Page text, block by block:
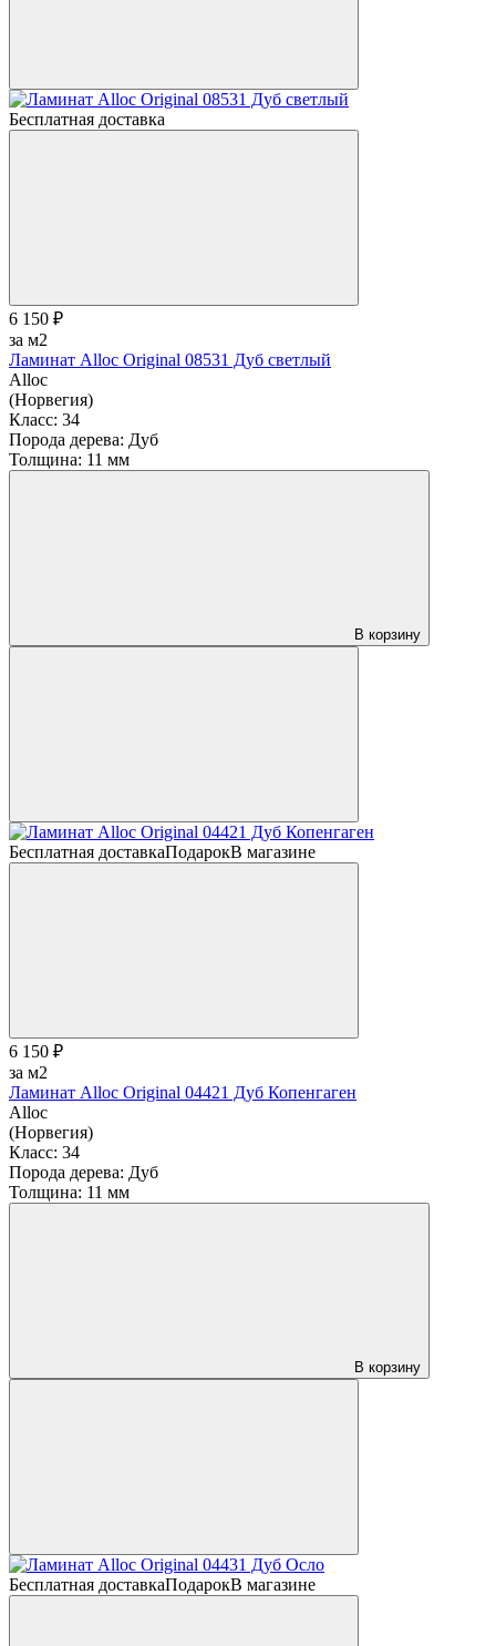
Бесплатная доставка
6 150 ₽
за м2
Ламинат Alloc Original 08531 Дуб светлый
Alloc
(Норвегия)
Класс: 34
Порода дерева: Дуб
Толщина: 11 мм
В корзину
Бесплатная доставкаПодарокВ магазине
6 150 ₽
за м2
Ламинат Alloc Original 04421 Дуб Копенгаген
Alloc
(Норвегия)
Класс: 34
Порода дерева: Дуб
Толщина: 11 мм
В корзину
Бесплатная доставкаПодарокВ магазине